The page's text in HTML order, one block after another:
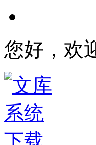
您好，欢